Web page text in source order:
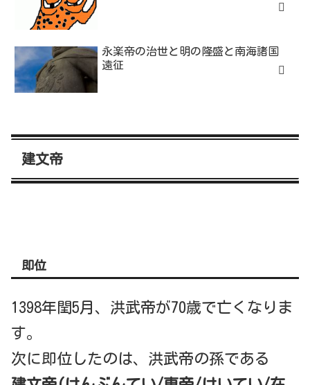
永楽帝の治世と明の隆盛と南海諸国
遠征
建文帝
即位
1398年閏5月、洪武帝が70歳で亡くなりま
す。
次に即位したのは、洪武帝の孫である